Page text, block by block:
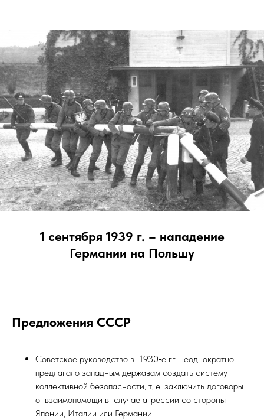
1 сентября 1939 г. – нападение
Германии на Польшу
Предложения СССР
Советское руководство в 1930‑е гг. неоднократно
предлагало западным державам создать систему
коллективной безопасности, т. е. заключить договоры
о взаимопомощи в случае агрессии со стороны
Японии, Италии или Германии